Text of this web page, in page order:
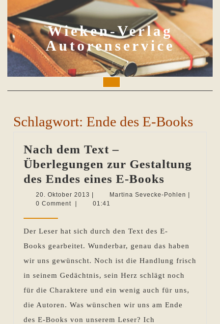
to
content
Wieken-Verlag
Autorenservice
Button
Schlagwort: Ende des E-Books
Nach dem Text –
Überlegungen zur Gestaltung
des Endes eines E-Books
dem
zur
des
Endes
eines
20. Oktober 2013 20.
Oktober
Martina Sevecke-Pohlen Martina
0 Comment
01:41
Der Leser hat sich durch den Text des E-
Books gearbeitet. Wunderbar, genau das haben
wir uns gewünscht. Noch ist die Handlung frisch
in seinem Gedächtnis, sein Herz schlägt noch
für die Charaktere und ein wenig auch für uns,
die Autoren. Was wünschen wir uns am Ende
des E-Books von unserem Leser? Ich